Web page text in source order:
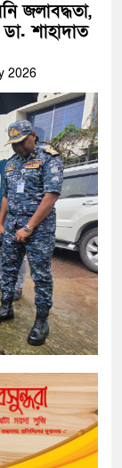
জলাবদ্ধতা,
শাহাদাত
2026